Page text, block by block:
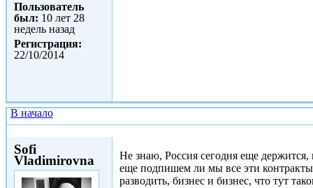
Пользователь
был: 10 лет 28
недель назад
Регистрация:
22/10/2014
В начало
Sofi
Vladimirovna
Не знаю, Россия сегодня еще держится,
еще подпишем ли мы все эти
разводить, бизнес и бизнес, что тут